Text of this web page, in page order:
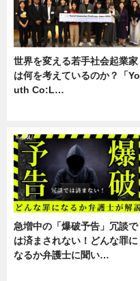
世界を変える若手社会起業家
は何を考えているのか？「Yo
uth Co:L…
急増中の「爆破予告」冗談で
は済まされない！どんな罪に
なるか弁護士に聞い…